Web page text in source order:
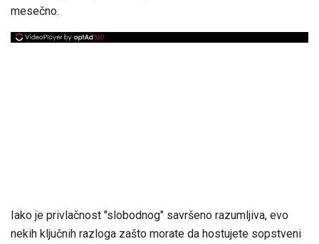
mesečno.
Iako je privlačnost "slobodnog" savršeno razumljiva, evo
nekih ključnih razloga zašto morate da hostujete sopstveni